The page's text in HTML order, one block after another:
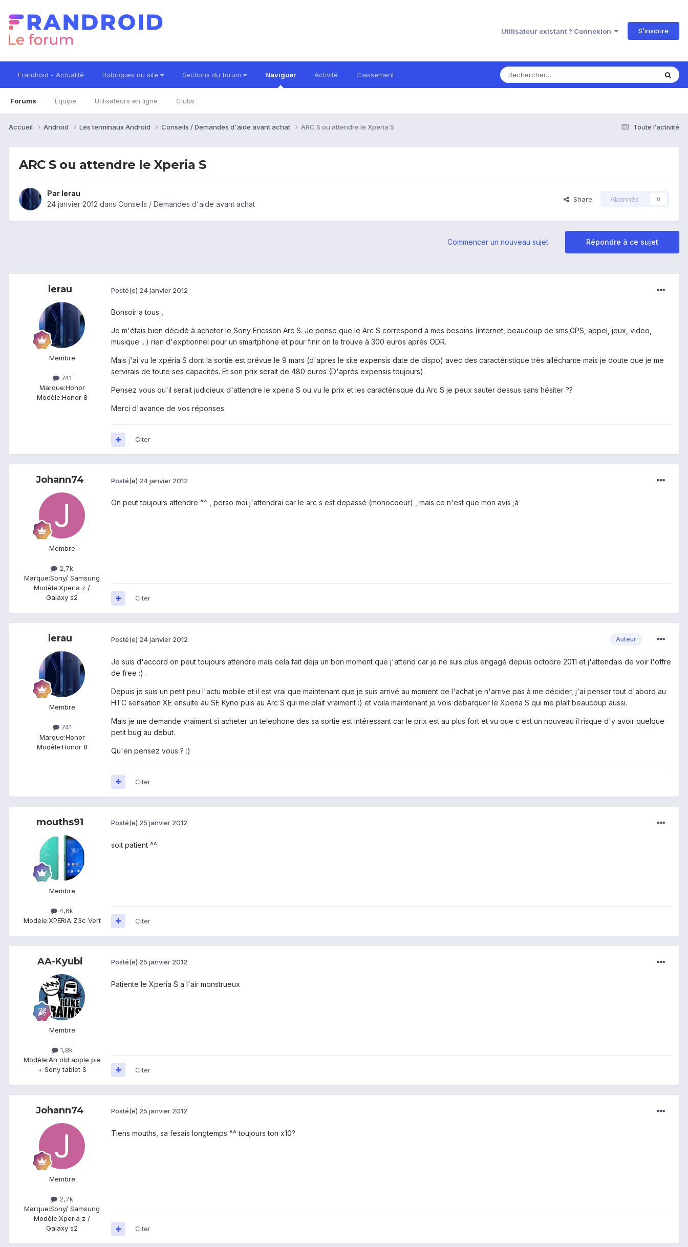
Utilisateur existant ? Connexion S’inscrire
Frandroid - Actualité Rubriques du site Sections du forum Naviguer
Forums Équipe Utilisateurs en ligne Clubs
Activité Classement
Toute l’activité
Accueil Android Les terminaux Android Conseils / Demandes d'aide avant achat ARC S ou attendre le Xperia S
ARC S ou attendre le Xperia S
Par lerau
24 janvier 2012 dans Conseils / Demandes d'aide avant achat
Share Abonnés 0
Répondre à ce sujet
Commencer un nouveau sujet
lerau
Membre
741
Marque:Honor
Modèle:Honor 8
Posté(e) 24 janvier 2012
Bonsoir a tous ,
Je m'étais bien décidé à acheter le Sony Ericsson Arc S. Je pense que le Arc S correspond à mes besoins (internet, beaucoup de sms,GPS, appel, jeux, video,
musique ...) rien d'exptionnel pour un smartphone et pour finir on le trouve à 300 euros après ODR.
Mais j'ai vu le xpéria S dont la sortie est prévue le 9 mars (d'apres le site expensis date de dispo) avec des caractéristique très alléchante mais je doute que je me
servirais de toute ses capacités. Et son prix serait de 480 euros (D'après expensis toujours).
Pensez vous qu'il serait judicieux d'attendre le xperia S ou vu le prix et les caractérisque du Arc S je peux sauter dessus sans hésiter ??
Merci d'avance de vos réponses.
Citer
Johann74
Membre
2,7k
Marque:Sony/ Samsung
Modèle:Xperia z /
Galaxy s2
Posté(e) 24 janvier 2012
On peut toujours attendre ^^ , perso moi j'attendrai car le arc s est depassé (monocoeur) , mais ce n'est que mon avis ;à
Citer
lerau
Membre
741
Marque:Honor
Modèle:Honor 8
Auteur
Posté(e) 24 janvier 2012
Je suis d'accord on peut toujours attendre mais cela fait deja un bon moment que j'attend car je ne suis plus engagé depuis octobre 2011 et j'attendais de voir l'offre
de free :) .
Depuis je suis un petit peu l'actu mobile et il est vrai que maintenant que je suis arrivé au moment de l'achat je n'arrive pas à me décider, j'ai penser tout d'abord au
HTC sensation XE ensuite au SE Kyno puis au Arc S qui me plait vraiment :) et voila maintenant je vois debarquer le Xperia S qui me plait beaucoup aussi.
Mais je me demande vraiment si acheter un telephone des sa sortie est intéressant car le prix est au plus fort et vu que c est un nouveau il risque d'y avoir quelque
petit bug au debut.
Qu'en pensez vous ? :)
Citer
mouths91
Membre
4,6k
Modèle:XPERIA Z3c Vert
Posté(e) 25 janvier 2012
soit patient ^^
Citer
AA-Kyubi
Membre
1,8k
Modèle:An old apple pie
+ Sony tablet S
Posté(e) 25 janvier 2012
Patiente le Xperia S a l'air monstrueux
Citer
Johann74
Membre
2,7k
Marque:Sony/ Samsung
Modèle:Xperia z /
Galaxy s2
Posté(e) 25 janvier 2012
Tiens mouths, sa fesais longtemps ^^ toujours ton x10?
Citer